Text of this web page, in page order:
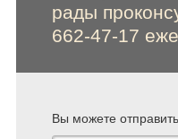
рады
662-47-17
Вы можете